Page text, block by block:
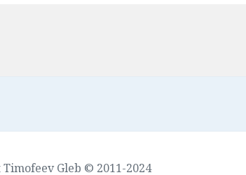
Gleb © 2011-2024